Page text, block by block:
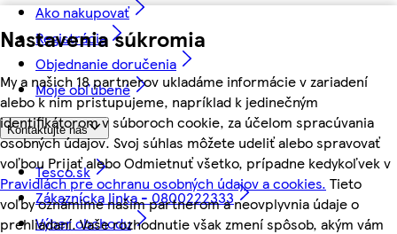
Nastavenia súkromia
My a našich 18 partnerov ukladáme informácie v zariadení
alebo k nim pristupujeme, napríklad k jedinečným
identifikátorom v súboroch cookie, za účelom spracúvania
osobných údajov. Svoj súhlas môžete udeliť alebo spravovať
voľbou Prijať alebo Odmietnuť všetko, prípadne kedykoľvek v
Pravidlách pre ochranu osobných údajov a cookies. Tieto
voľby oznámime našim partnerom a neovplyvnia údaje o
prehliadaní. Vaše rozhodnutie však zmení spôsob, akým vám
Ako nakupovať
Registrácia
Objednanie doručenia
Moje obľúbené
Kontaktujte nás
Tesco.sk
Zákaznícka linka - 0800222333
Výber obchodu